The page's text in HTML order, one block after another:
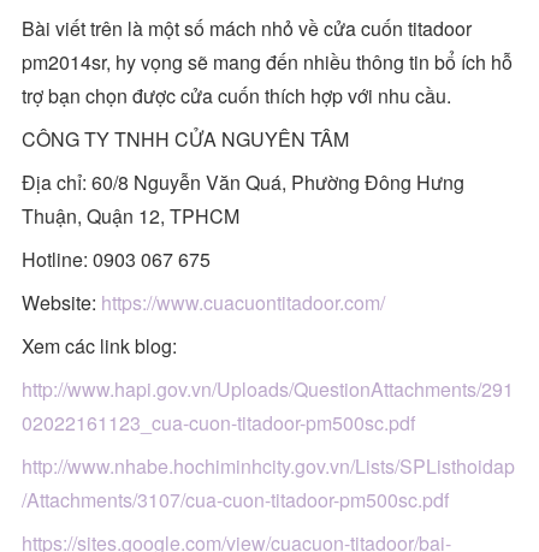
Bài viết trên là một số mách nhỏ về cửa cuốn titadoor
pm2014sr, hy vọng sẽ mang đến nhiều thông tin bổ ích hỗ
trợ bạn chọn được cửa cuốn thích hợp với nhu cầu.
CÔNG TY TNHH CỬA NGUYÊN TÂM
Địa chỉ: 60/8 Nguyễn Văn Quá, Phường Đông Hưng
Thuận, Quận 12, TPHCM
Hotline: 0903 067 675
Website: https://www.cuacuontitadoor.com/
Xem các link blog:
http://www.hapi.gov.vn/Uploads/QuestionAttachments/291
02022161123_cua-cuon-titadoor-pm500sc.pdf
http://www.nhabe.hochiminhcity.gov.vn/Lists/SPListhoidap
/Attachments/3107/cua-cuon-titadoor-pm500sc.pdf
https://sites.google.com/view/cuacuon-titadoor/bai-